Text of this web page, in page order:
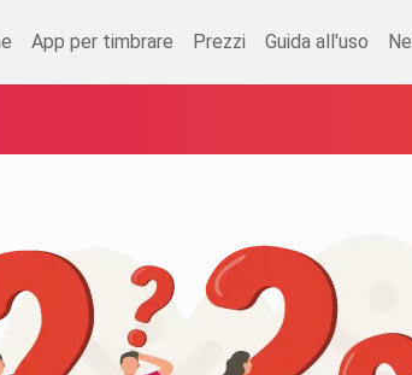
App per timbrare Prezzi Guida all'uso